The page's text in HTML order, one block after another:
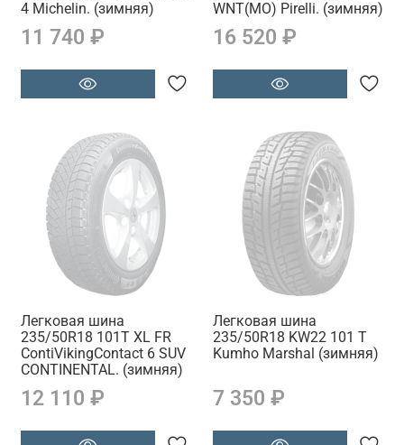
4 Michelin. (зимняя)
11 740 ₽
WNT(MO) Pirelli. (зимняя)
16 520 ₽
Легковая шина
235/50R18 101T XL FR
ContiVikingContact 6 SUV
CONTINENTAL. (зимняя)
12 110 ₽
Легковая шина
235/50R18 KW22 101 T
Kumho Marshal (зимняя)
7 350 ₽